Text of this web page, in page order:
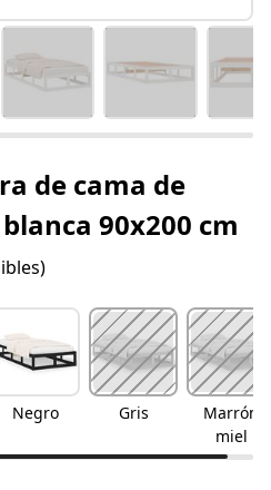
de cama de
90x200 cm
Negro Gris
Marrón
miel